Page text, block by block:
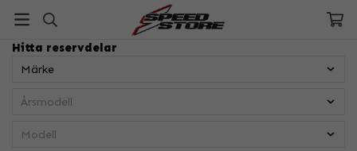
Hitta reservdelar